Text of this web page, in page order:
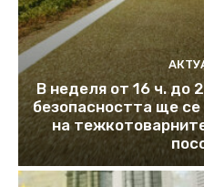
В неделя от 16 ч. до
безопасността ще
на